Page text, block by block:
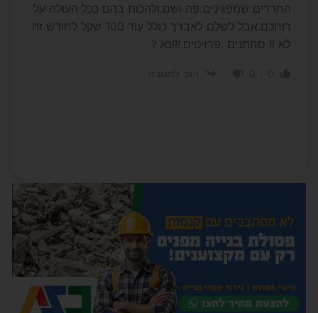
החרדים שמפגינים פה ושם.ולהכות בהם ככל העולה על
רוחכם.אבל לשלם לאברך כולל עוד 100 שקל לחודש זה
לא !! סחתנים .פרזיטים.!!!נא ?